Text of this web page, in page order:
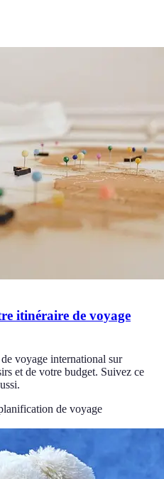
itinéraire de voyage
voyage international sur
et de votre budget. Suivez ce
de voyage